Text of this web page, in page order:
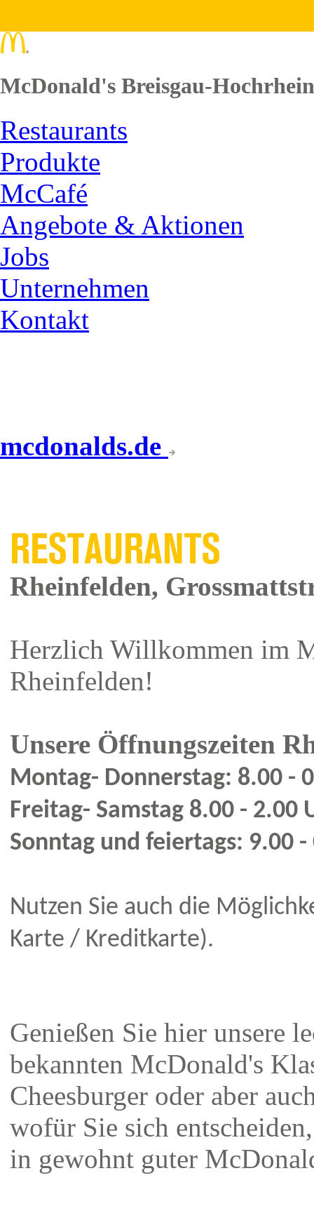
McDonald's Breisgau-Hochrhein
Restaurants
Produkte
McCafé
Angebote & Aktionen
Jobs
Unternehmen
Kontakt
mcdonalds.de
RESTAURANTS
Rheinfelden,
Herzlich Willkommen im
Rheinfelden!
Unsere Öffnungszeiten
Montag- Donnerstag: 8.00 -
Freitag- Samstag 8.00 - 2.00
Sonntag und feiertags: 9.00
Nutzen Sie auch die
Karte / Kreditkarte).
Genießen Sie hier unsere
bekannten McDonald's
Cheesburger oder aber
wofür Sie sich
in gewohnt guter